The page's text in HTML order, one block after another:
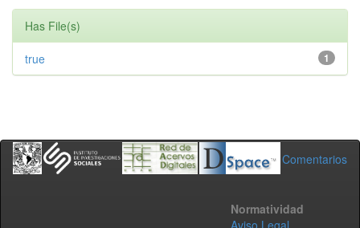
Has File(s)
1
true
Comentarios
Normatividad
Aviso Legal